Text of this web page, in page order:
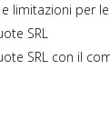
e limitazioni per
SRL
SRL con il